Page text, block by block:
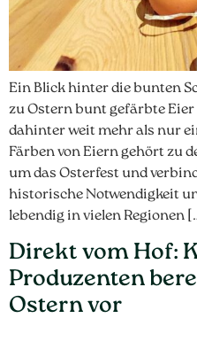
Ein Blick hinter die bunten
zu Ostern bunt gefärbte
dahinter weit mehr als nur
Färben von Eiern gehört zu
um das Osterfest und
historische Notwendigkeit
lebendig in vielen Regionen
Direkt vom Hof:
Produzenten
Ostern vor